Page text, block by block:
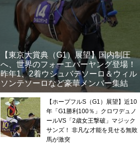
【東京大賞典（G1）展望】国内制圧
へ、世界のフォーエバーヤング登場！
昨年1、2着ウシュバテソーロ＆ウィル
ソンテソーロなど豪華メンバー集結
【ホープフルS（G1）展望】近10
年「G1勝利100％」クロワデュノ
ールVS「2歳女王撃破」マジック
サンズ！ 非凡な才能を見せる無敗
馬が激突